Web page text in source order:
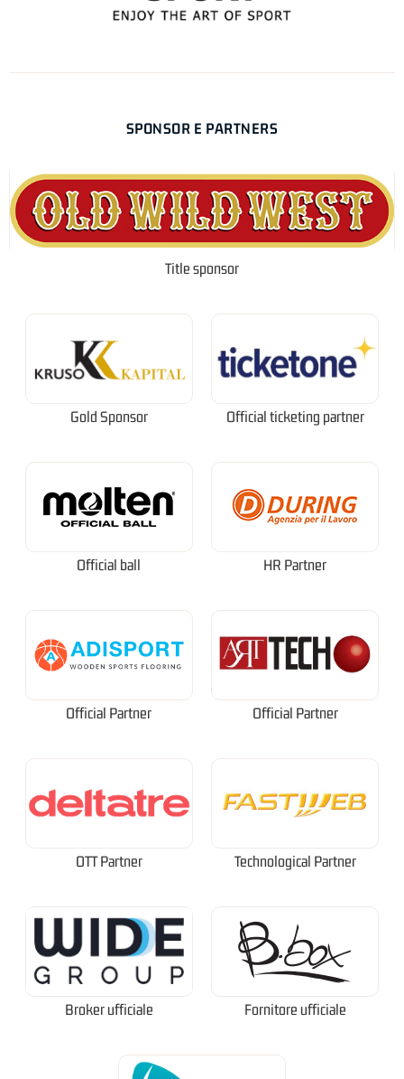
SPONSOR E PARTNERS
Title sponsor
Gold Sponsor Official ticketing partner
Official ball HR Partner
Official Partner Official Partner
OTT Partner Technological Partner
Broker ufficiale Fornitore ufficiale